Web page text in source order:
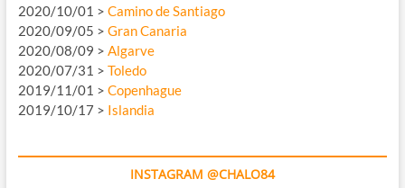
2020/10/01 > Camino de Santiago
2020/09/05 > Gran Canaria
2020/08/09 > Algarve
2020/07/31 > Toledo
2019/11/01 > Copenhague
2019/10/17 > Islandia
INSTAGRAM @CHALO84